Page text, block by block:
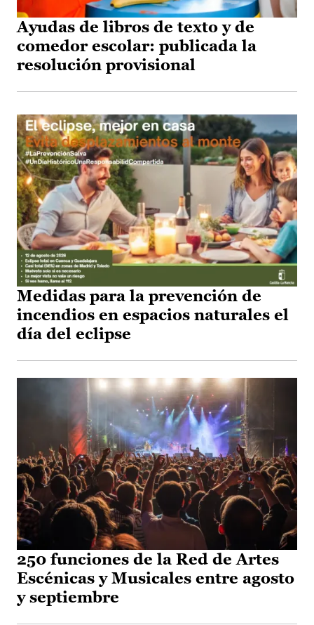
Ayudas de libros de texto y de
comedor escolar: publicada la
resolución provisional
Medidas para la prevención de
incendios en espacios naturales el
día del eclipse
250 funciones de la Red de Artes
Escénicas y Musicales entre agosto
y septiembre